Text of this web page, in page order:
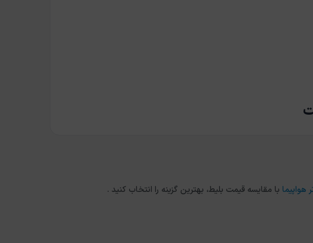
هواپیما با مقایسه قیمت بلیط، بهترین گزینه را انتخاب کنید .